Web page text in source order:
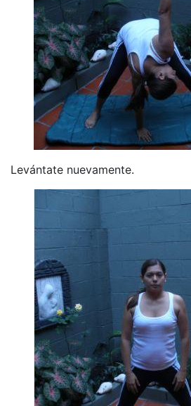
Levántate nuevamente.